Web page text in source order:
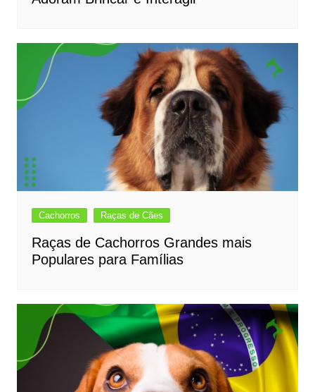
Cachorros Raças de Cães
Raças de Cachorros Grandes mais
Populares para Famílias